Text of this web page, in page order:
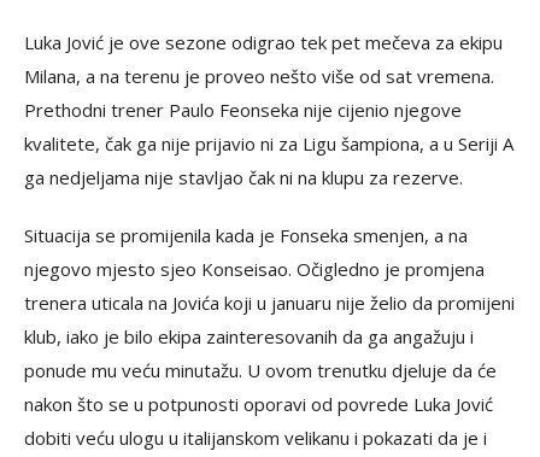
Luka Jović je ove sezone odigrao tek pet mečeva za ekipu
Milana, a na terenu je proveo nešto više od sat vremena.
Prethodni trener Paulo Feonseka nije cijenio njegove
kvalitete, čak ga nije prijavio ni za Ligu šampiona, a u Seriji A
ga nedjeljama nije stavljao čak ni na klupu za rezerve.
Situacija se promijenila kada je Fonseka smenjen, a na
njegovo mjesto sjeo Konseisao. Očigledno je promjena
trenera uticala na Jovića koji u januaru nije želio da promijeni
klub, iako je bilo ekipa zainteresovanih da ga angažuju i
ponude mu veću minutažu. U ovom trenutku djeluje da će
nakon što se u potpunosti oporavi od povrede Luka Jović
dobiti veću ulogu u italijanskom velikanu i pokazati da je i